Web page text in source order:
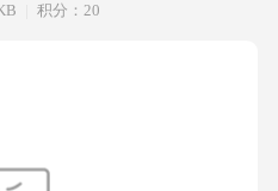
积分：20